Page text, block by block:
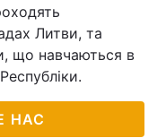
Литви, та
що навчаються в
НАС